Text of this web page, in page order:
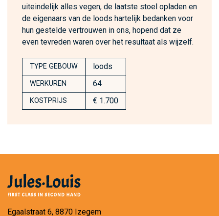
uiteindelijk alles vegen, de laatste stoel opladen en
de eigenaars van de loods hartelijk bedanken voor
hun gestelde vertrouwen in ons, hopend dat ze
even tevreden waren over het resultaat als wijzelf.
TYPE GEBOUW loods
WERKUREN 64
KOSTPRIJS € 1.700
Egaalstraat 6, 8870 Izegem